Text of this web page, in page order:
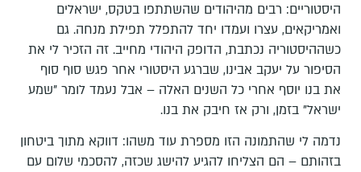
היסטוריים: רבים מהיהודים שהשתתפו בטקס, ישראלים
ואמריקאים, עצרו ועמדו יחד להתפלל תפילת מנחה. גם
כשההיסטוריה נכתבת, הדופק היהודי מחייב. זה הזכיר לי את
הסיפור על יעקב אבינו, שברגע היסטורי אחר פגש סוף סוף
את בנו יוסף אחרי כל השנים האלה – אבל נעמד לומר "שמע
ישראל" בזמן, ורק אז חיבק את בנו.
נדמה לי שהתמונה הזו מספרת עוד משהו: דווקא מתוך ביטחון
בזהותם – הם הצליחו להגיע להישג שכזה, להסכמי שלום עם